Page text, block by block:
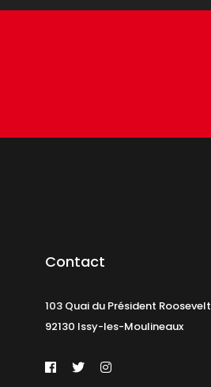
Contact
103 Quai du Président Roosevelt
92130 Issy-les-Moulineaux